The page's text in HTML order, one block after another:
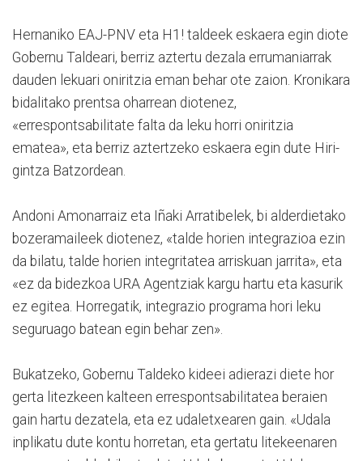
Hernaniko EAJ-PNV eta H1! taldeek eskaera egin diote
Gobernu Taldeari, be­rriz az­tertu dezala errumaniarrak
dau­den lekuari oniritzia eman behar ote zaion. Kronikara
bidalitako prentsa oharrean diotenez,
«errespontsabilitate falta da leku horri oniritzia
ematea», eta berriz aztertzeko eskaera egin dute Hi­ri­
gintza Batzordean.
Andoni Amonarraiz eta Iñaki Arratibelek, bi alderdietako
bozeramaileek diotenez, «talde horien integrazioa ezin
da bilatu, talde horien integritatea arriskuan jarrita», eta
«ez da bidezkoa URA Agen­tziak kargu hartu eta kasurik
ez egitea. Horregatik, integrazio programa hori leku
seguruago batean egin behar zen».
Bukatzeko, Gobernu Tal­deko kideei adierazi diete hor
gerta litezkeen kalteen erres­­pon­tsa­bilitatea beraien
gain hartu dezatela, eta ez udale­txearen gain. «Udala
inplikatu dute kontu ho­rretan, eta gertatu litekeenaren